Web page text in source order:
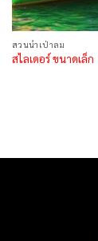
สวนน้ำเป่าลม
สไลเดอร์ ขนาดเล็ก